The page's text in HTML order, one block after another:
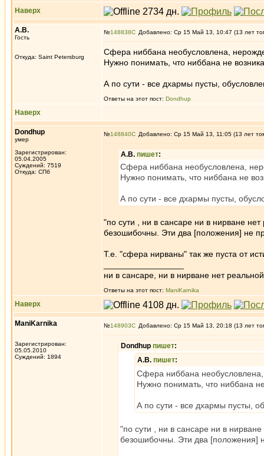
Наверх
А.В.
Гость
Откуда: Saint Petersburg
№148838 Добавлено: Ср 15 Май 13, 10:47 (13 лет
Сфера ниббана необусловлена,
Нужно понимать, что ниббана не
А по сути - все дхармы пусты,
Ответы на этот пост: Dondhup
Наверх
Dondhup
умер
Зарегистрирован:
05.04.2005
Суждений: 7519
Откуда: СПб
№148840 Добавлено: Ср 15 Май 13, 11:05 (13 лет
А.В. пишет:
Сфера ниббана необусловлена,
Нужно понимать, что ниббана не
А по сути - все дхармы пусты,
"по сути , ни в сансаре ни в нирване
безошибочны. Эти два [положения] не
Т.е. "сфера нирваны" так же пуста от
ни в сансаре, ни в нирване нет
Ответы на этот пост: ManiKarnika
Наверх
ManiKarnika
Зарегистрирован:
05.05.2010
Суждений: 1894
№148903 Добавлено: Ср 15 Май 13, 20:18 (13 лет
Dondhup пишет:
А.В. пишет:
Сфера ниббана
Нужно понимать, что ниббана
А по сути - все дхармы пусты,
"по сути , ни в сансаре ни в
безошибочны. Эти два [положения]